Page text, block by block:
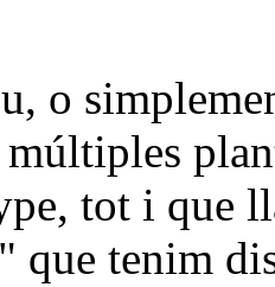
o
múltiples
tot i que
que tenim